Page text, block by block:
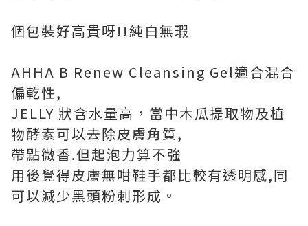
個包裝好高貴呀!!純白無瑕
AHHA B Renew Cleansing Gel適合混合
偏乾性,
JELLY 狀含水量高，當中木瓜提取物及植
物酵素可以去除皮膚角質,
帶點微香.但起泡力算不強
用後覺得皮膚無咁鞋手都比較有透明感,同
可以減少黑頭粉刺形成。